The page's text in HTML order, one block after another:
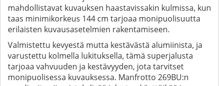
mahdollistavat kuvauksen haastavissakin kulmissa, kun
taas minimikorkeus 144 cm tarjoaa monipuolisuutta
erilaisten kuvausasetelmien rakentamiseen.
Valmistettu kevyestä mutta kestävästä alumiinista, ja
varustettu kolmella lukituksella, tämä superjalusta
tarjoaa vahvuuden ja kestävyyden, jota tarvitset
monipuolisessa kuvauksessa. Manfrotto 269BU:n